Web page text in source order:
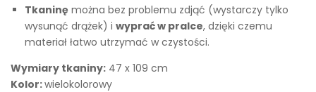
Tkaninę można bez problemu zdjąć (wystarczy tylko
wysunąć drążek) i wyprać w pralce, dzięki czemu
materiał łatwo utrzymać w czystości.
Wymiary tkaniny: 47 x 109 cm
Kolor:wielokolorowy